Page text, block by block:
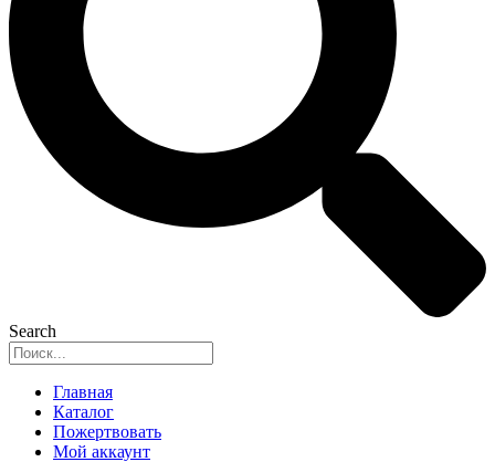
Search
Главная
Каталог
Пожертвовать
Мой аккаунт